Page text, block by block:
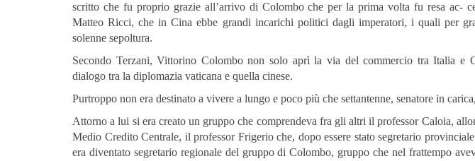
scritto che fu proprio grazie all’arrivo di Colombo che per la prima volta fu resa ac-
Matteo Ricci, che in Cina ebbe grandi incarichi politici dagli imperatori, i quali per
solenne sepoltura.
Secondo Terzani, Vittorino Colombo non solo aprì la via del commercio tra Italia e
dialogo tra la diplomazia vaticana e quella cinese.
Purtroppo non era destinato a vivere a lungo e poco più che settantenne, senatore in
Attorno a lui si era creato un gruppo che comprendeva fra gli altri il professor Caloia,
Medio Credito Centrale, il professor Frigerio che, dopo essere stato segretario
era diventato segretario regionale del gruppo di Colombo, gruppo che nel frattempo